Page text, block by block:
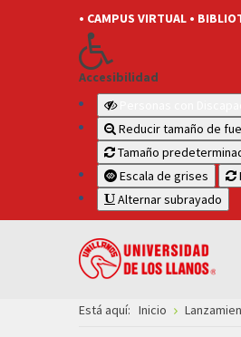
• CAMPUS VIRTUAL •
Accesibilidad
Reducir tamaño de
Tamaño
Escala de grises
Alternar subrayado
Está aquí: Inicio